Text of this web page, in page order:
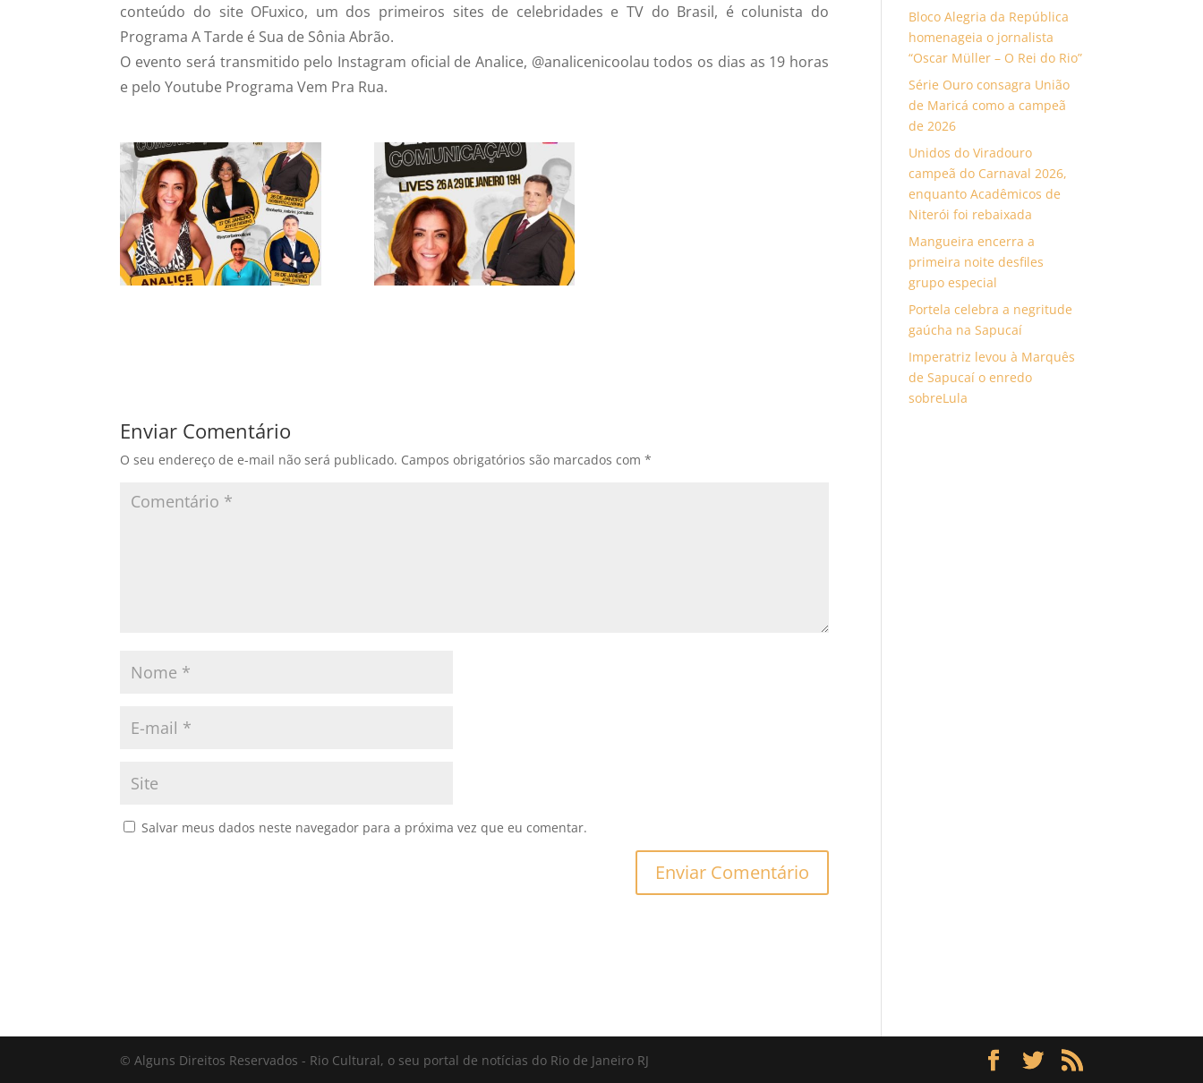
conteúdo do site OFuxico, um dos primeiros sites de celebridades e TV do Brasil, é colunista do
Programa A Tarde é Sua de Sônia Abrão.
O evento será transmitido pelo Instagram oficial de Analice, @analicenicoolau todos os dias as 19 horas
e pelo Youtube Programa Vem Pra Rua.
Enviar Comentário
O seu endereço de e-mail não será publicado. Campos obrigatórios são marcados com*
Salvar meus dados neste navegador para a próxima vez que eu comentar.
Bloco Alegria da República
homenageia o jornalista
“Oscar Müller – O Rei do Rio”
Série Ouro consagra União
de Maricá como a campeã
de 2026
Unidos do Viradouro
campeã do Carnaval 2026,
enquanto Acadêmicos de
Niterói foi rebaixada
Mangueira encerra a
primeira noite desfiles
grupo especial
Portela celebra a negritude
gaúcha na Sapucaí
Imperatriz levou à Marquês
de Sapucaí o enredo
sobreLula
© Alguns Direitos Reservados - Rio Cultural, o seu portal de notícias do Rio de Janeiro RJ